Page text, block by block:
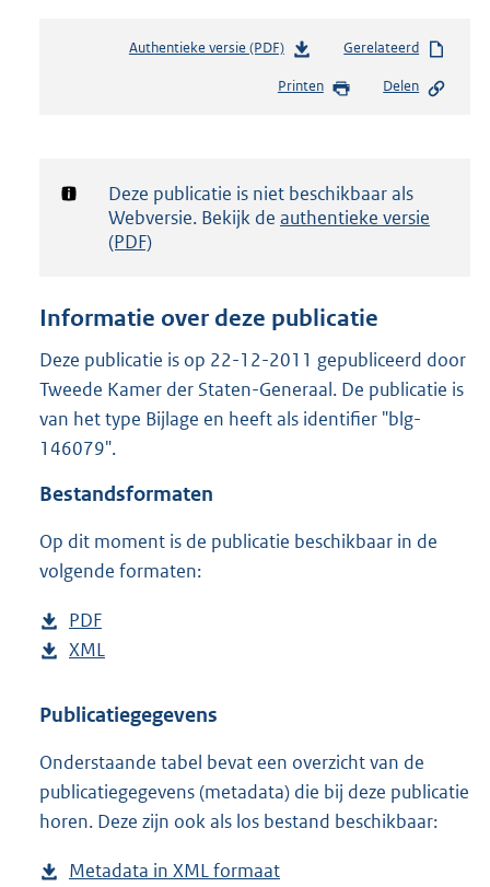
Authentieke versie (PDF)b
s
d
g
t
e
:
1
Gerelateerd
Printen Delen
Notificatie:
Deze publicatie is niet beschikbaar als
Webversie. Bekijk de authentieke versie
(PDF)
Informatie over deze publicatie
Deze publicatie is op 22-12-2011 gepubliceerd door
Tweede Kamer der Staten-Generaal. De publicatie is
van het type Bijlage en heeft als identifier "blg-
146079".
Bestandsformaten
Op dit moment is de publicatie beschikbaar in de
volgende formaten:
D
o
n
o
a
d
PDF
e
t
n
d
s
D
w
l
o
a
XML
s
a
n
d
Publicatiegegevens
Onderstaande tabel bevat een overzicht van de
publicatiegegevens (metadata) die bij deze publicatie
horen. Deze zijn ook als los bestand beschikbaar:
Metadata in XML formaat